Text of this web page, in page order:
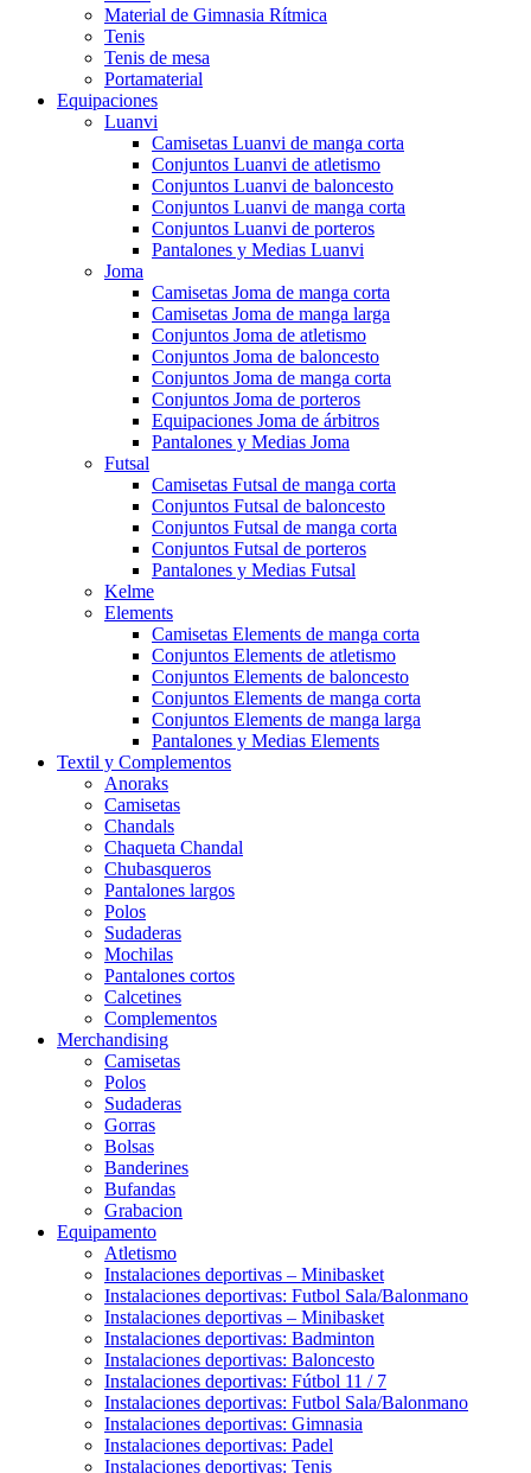
Material de Gimnasia Rítmica
Tenis
Tenis de mesa
Portamaterial
Equipaciones
Luanvi
Camisetas Luanvi de manga corta
Conjuntos Luanvi de atletismo
Conjuntos Luanvi de baloncesto
Conjuntos Luanvi de manga corta
Conjuntos Luanvi de porteros
Pantalones y Medias Luanvi
Joma
Camisetas Joma de manga corta
Camisetas Joma de manga larga
Conjuntos Joma de atletismo
Conjuntos Joma de baloncesto
Conjuntos Joma de manga corta
Conjuntos Joma de porteros
Equipaciones Joma de árbitros
Pantalones y Medias Joma
Futsal
Camisetas Futsal de manga corta
Conjuntos Futsal de baloncesto
Conjuntos Futsal de manga corta
Conjuntos Futsal de porteros
Pantalones y Medias Futsal
Kelme
Elements
Camisetas Elements de manga corta
Conjuntos Elements de atletismo
Conjuntos Elements de baloncesto
Conjuntos Elements de manga corta
Conjuntos Elements de manga larga
Pantalones y Medias Elements
Textil y Complementos
Anoraks
Camisetas
Chandals
Chaqueta Chandal
Chubasqueros
Pantalones largos
Polos
Sudaderas
Mochilas
Pantalones cortos
Calcetines
Complementos
Merchandising
Camisetas
Polos
Sudaderas
Gorras
Bolsas
Banderines
Bufandas
Grabacion
Equipamento
Atletismo
Instalaciones deportivas – Minibasket
Instalaciones deportivas: Futbol Sala/Balonmano
Instalaciones deportivas – Minibasket
Instalaciones deportivas: Badminton
Instalaciones deportivas: Baloncesto
Instalaciones deportivas: Fútbol 11 / 7
Instalaciones deportivas: Futbol Sala/Balonmano
Instalaciones deportivas: Gimnasia
Instalaciones deportivas: Padel
Instalaciones deportivas: Tenis